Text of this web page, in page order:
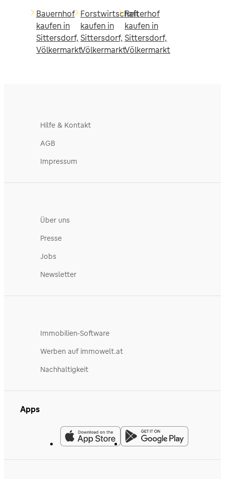
Bauernhof
kaufen in
Sittersdorf,
Völkermarkt
Forstwirtschaft
kaufen in
Sittersdorf,
Völkermarkt
Reiterhof
kaufen in
Sittersdorf,
Völkermarkt
Hilfe & Kontakt
AGB
Impressum
Über uns
Presse
Jobs
Newsletter
Immobilien-Software
Werben auf immowelt.at
Nachhaltigkeit
Apps